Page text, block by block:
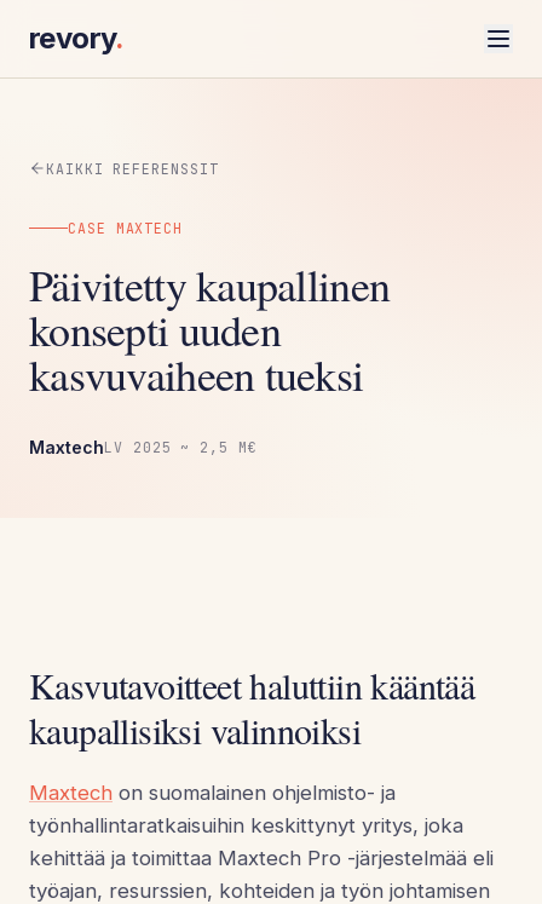
revory.
KAIKKI REFERENSSIT
CASE MAXTECH
Päivitetty kaupallinen
konsepti uuden
kasvuvaiheen tueksi
MaxtechLV 2025 ~ 2,5 M€
Kasvutavoitteet haluttiin kääntää
kaupallisiksi valinnoiksi
Maxtech on suomalainen ohjelmisto- ja
työnhallintaratkaisuihin keskittynyt yritys, joka
kehittää ja toimittaa Maxtech Pro -järjestelmää eli
työajan, resurssien, kohteiden ja työn johtamisen